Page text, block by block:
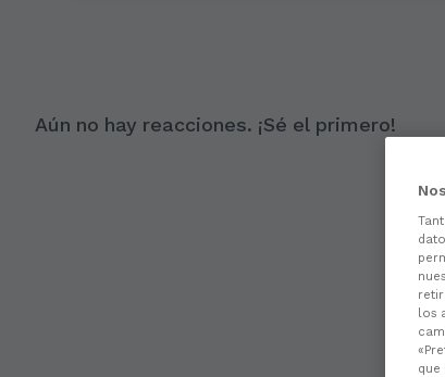
Aún no hay reacciones. ¡Sé el primero!
los
que